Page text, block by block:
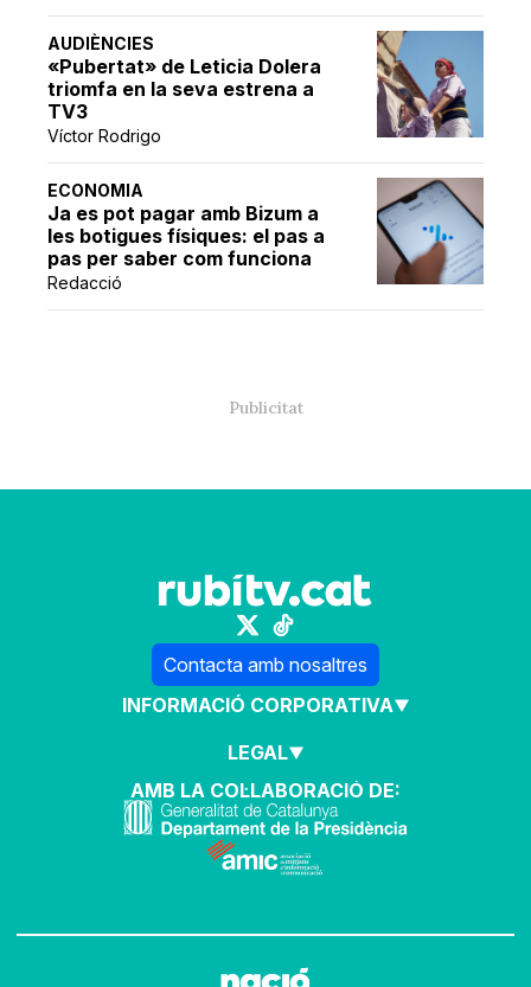
AUDIÈNCIES
«Pubertat» de Leticia Dolera
triomfa en la seva estrena a
TV3
Víctor Rodrigo
ECONOMIA
Ja es pot pagar amb Bizum a
les botigues físiques: el pas a
pas per saber com funciona
Redacció
Contacta amb nosaltres
INFORMACIÓ CORPORATIVA
LEGAL
AMB LA COL·LABORACIÓ DE: